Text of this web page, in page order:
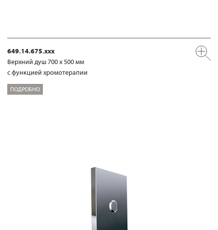
649.14.675.xxx
Верхний душ 700 х 500 мм
с функцией хромотерапии
ПОДРОБНО